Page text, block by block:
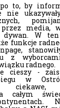
po to, by
nie
media,
W ten
funkcje
z
radnego.
cieszy -
w
ciekawe,
całym